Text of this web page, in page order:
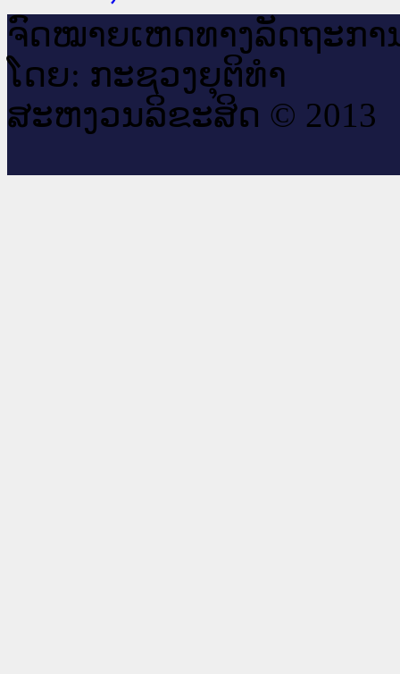
ຈົດ​ໝາຍ​ເຫດ​ທາງ​ລັດ​ຖະ​ກາ
ໂດຍ: ກະ​ຊວງຍຸ​ຕິ​ທຳ
ສະ​ຫງວນ​ລິ​ຂະ​ສິດ © 2013